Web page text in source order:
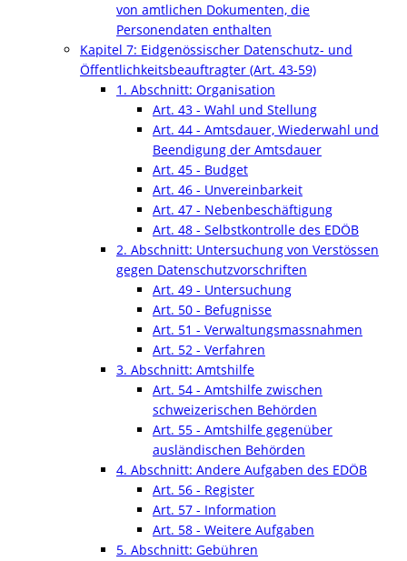
von amtlichen Dokumenten, die
Personendaten enthalten
Kapitel 7: Eidgenössischer Datenschutz- und
Öffentlichkeitsbeauftragter (Art. 43-59)
1. Abschnitt: Organisation
Art. 43 - Wahl und Stellung
Art. 44 - Amtsdauer, Wiederwahl und
Beendigung der Amtsdauer
Art. 45 - Budget
Art. 46 - Unvereinbarkeit
Art. 47 - Nebenbeschäftigung
Art. 48 - Selbstkontrolle des EDÖB
2. Abschnitt: Untersuchung von Verstössen
gegen Datenschutzvorschriften
Art. 49 - Untersuchung
Art. 50 - Befugnisse
Art. 51 - Verwaltungsmassnahmen
Art. 52 - Verfahren
3. Abschnitt: Amtshilfe
Art. 54 - Amtshilfe zwischen
schweizerischen Behörden
Art. 55 - Amtshilfe gegenüber
ausländischen Behörden
4. Abschnitt: Andere Aufgaben des EDÖB
Art. 56 - Register
Art. 57 - Information
Art. 58 - Weitere Aufgaben
5. Abschnitt: Gebühren